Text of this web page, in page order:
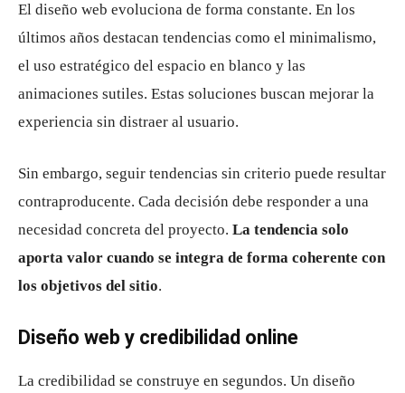
El diseño web evoluciona de forma constante. En los
últimos años destacan tendencias como el minimalismo,
el uso estratégico del espacio en blanco y las
animaciones sutiles. Estas soluciones buscan mejorar la
experiencia sin distraer al usuario.
Sin embargo, seguir tendencias sin criterio puede resultar
contraproducente. Cada decisión debe responder a una
necesidad concreta del proyecto. La tendencia solo
aporta valor cuando se integra de forma coherente con
los objetivos del sitio.
Diseño web y credibilidad online
La credibilidad se construye en segundos. Un diseño